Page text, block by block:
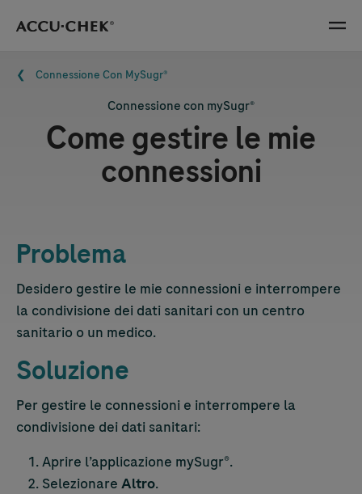
Skip navigation Menu
Briciole di pane
Connessione Con MySugr®
Connessione con mySugr®
Come gestire le mie
connessioni
Problema
Desidero gestire le mie connessioni e interrompere
la condivisione dei dati sanitari con un centro
sanitario o un medico.
Soluzione
Per gestire le connessioni e interrompere la
condivisione dei dati sanitari:
Aprire l’applicazione mySugr®.
Selezionare Altro.